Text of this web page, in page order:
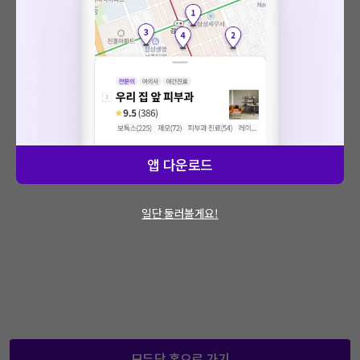
: 에러가 발생했습니다.
문제가 지속적으로 발생할 경우 모두닥 채널톡
을 통해 문의해주세요.
앱 다운로드
일단 둘러볼게요!